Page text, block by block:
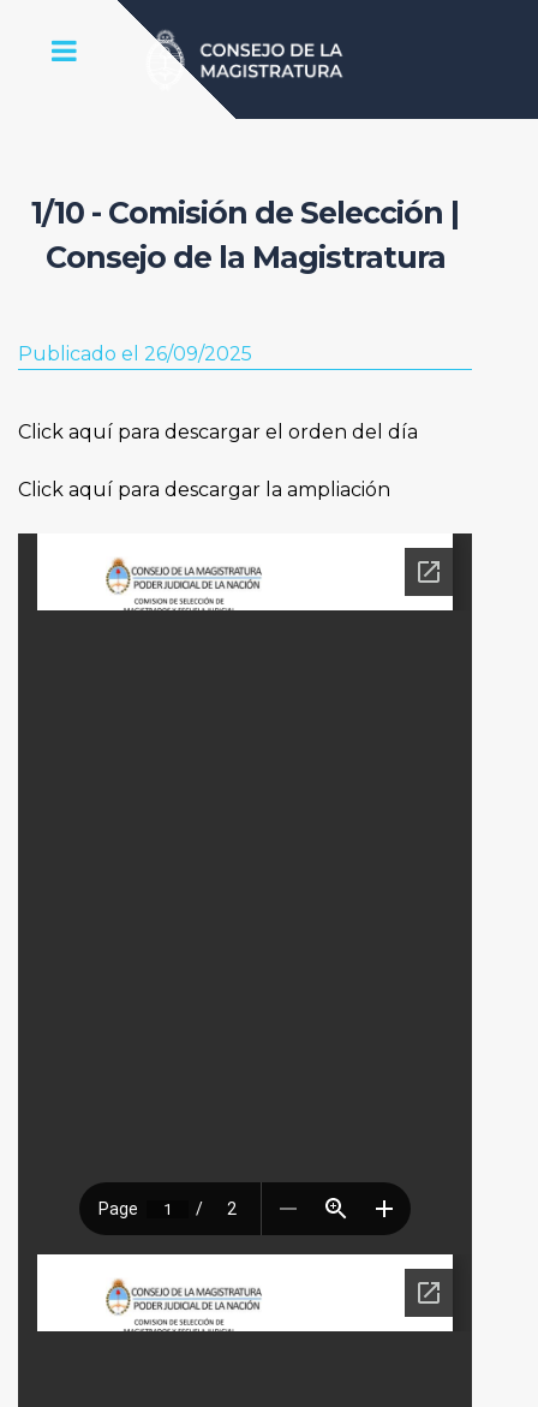
1/10 - Comisión de Selección |
Consejo de la Magistratura
Publicado el 26/09/2025
Click aquí para descargar el orden del día
Click aquí para descargar la ampliación